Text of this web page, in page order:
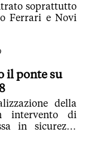
soprattutto
Ferrari e Novi
il ponte su
della
intervento di
in sicurezza